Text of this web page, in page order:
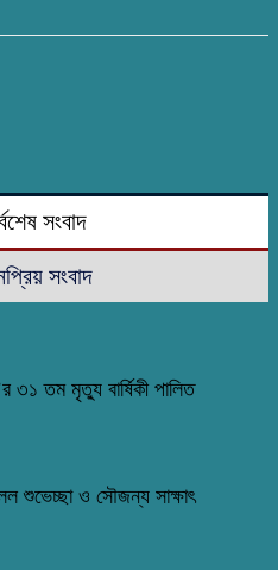
সংবাদ
সংবাদ
৩১ তম মৃত্যু বার্ষিকী পালিত
শুভেচ্ছা ও সৌজন্য সাক্ষাৎ